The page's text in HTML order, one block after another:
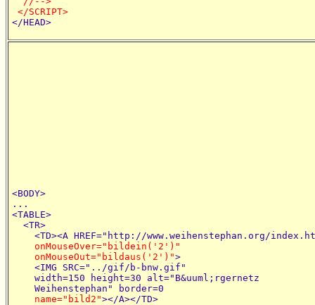
</SCRIPT>
<BODY>
...
<TABLE>
  <TR>
<TD><A HREF="http://www.weihenstephan.org/
onMouseOver="bildein('2')"
    onMouseOut="bildaus('2')"
>
    <IMG SRC="../gif/b-bnw.gif"
    width=150 height=30 alt="B&uuml;rgernetz
    Weihenstephan" border=0
name="bild2"></A></TD>